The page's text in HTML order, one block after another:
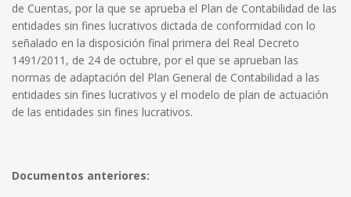
de Cuentas, por la que se aprueba el Plan de Contabilidad de las
entidades sin fines lucrativos dictada de conformidad con lo
señalado en la disposición final primera del Real Decreto
1491/2011, de 24 de octubre, por el que se aprueban las
normas de adaptación del Plan General de Contabilidad a las
entidades sin fines lucrativos y el modelo de plan de actuación
de las entidades sin fines lucrativos.
Documentos anteriores: